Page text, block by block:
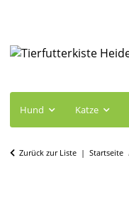
Hund Katze
Zurück zur Liste Startseite